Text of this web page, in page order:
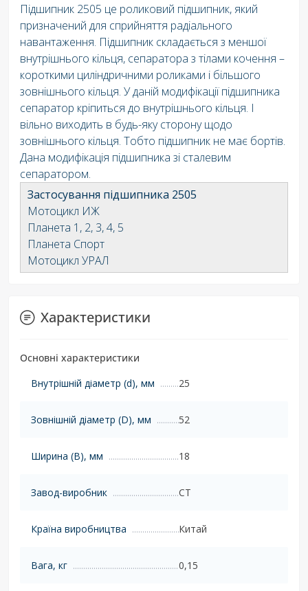
Підшипник 2505 це роликовий підшипник, який
призначений для сприйняття радіального
навантаження. Підшипник складається з меншої
внутрішнього кільця, сепаратора з тілами кочення –
короткими циліндричними роликами і більшого
зовнішнього кільця. У даній модифікації підшипника
сепаратор кріпиться до внутрішнього кільця. І
вільно виходить в будь-яку сторону щодо
зовнішнього кільця. Тобто підшипник не має бортів.
Дана модифікація підшипника зі сталевим
сепаратором.
Застосування підшипника 2505
Мотоцикл ИЖ
Планета 1, 2, 3, 4, 5
Планета Спорт
Мотоцикл УРАЛ
Характеристики
Основні характеристики
Внутрішній діаметр (d), мм
25
Зовнішній діаметр (D), мм 52
Ширина (B), мм 18
Завод-виробник CT
Країна виробництва Китай
Вага, кг 0,15